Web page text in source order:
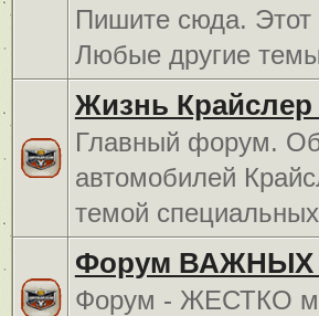
Пишите сюда. Этот
Любые другие
Жизнь Крайслер
Главный форум.
автомобилей
темой
Форум ВАЖНЫХ
Форум - ЖЕСТКО